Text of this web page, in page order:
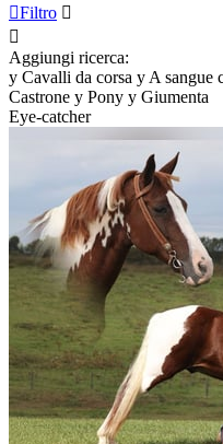
Filtro 

Aggiungi ricerca:
y Cavalli da corsa y A sangue
Castrone y Pony y Giumenta
Eye-catcher